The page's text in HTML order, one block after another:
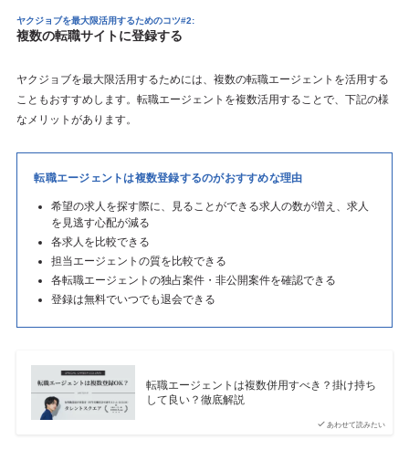
ヤクジョブを最大限活用するためのコツ#2:
複数の転職サイトに登録する
ヤクジョブを最大限活用するためには、複数の転職エージェントを活用する
こともおすすめします。転職エージェントを複数活用することで、下記の様
なメリットがあります。
転職エージェントは複数登録するのがおすすめな理由
希望の求人を探す際に、見ることができる求人の数が増え、求人
を見逃す心配が減る
各求人を比較できる
担当エージェントの質を比較できる
各転職エージェントの独占案件・非公開案件を確認できる
登録は無料でいつでも退会できる
あわせて読みたい
転職エージェントは複数併用すべき？掛け持ち
して良い？徹底解説